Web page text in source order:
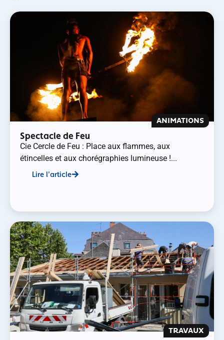
ANIMATIONS
Spectacle de Feu
Cie Cercle de Feu : Place aux flammes, aux
étincelles et aux chorégraphies lumineuse !...
Lire l'article
TRAVAUX